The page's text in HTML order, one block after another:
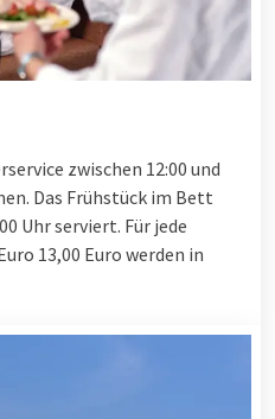
zwischen 12:00 und
Das Frühstück im Bett
Uhr serviert. Für jede
13,00 Euro werden in